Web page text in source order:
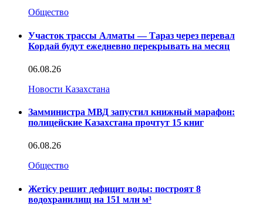
Общество
Участок трассы Алматы — Тараз через перевал
Кордай будут ежедневно перекрывать на месяц
06.08.26
Новости Казахстана
Замминистра МВД запустил книжный марафон:
полицейские Казахстана прочтут 15 книг
06.08.26
Общество
Жетісу решит дефицит воды: построят 8
водохранилищ на 151 млн м³